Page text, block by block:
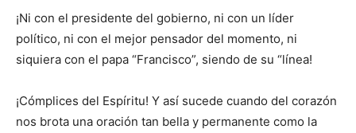
¡Ni con el presidente del gobierno, ni con un líder
político, ni con el mejor pensador del momento, ni
siquiera con el papa “Francisco”, siendo de su “línea!
¡Cómplices del Espíritu! Y así sucede cuando del corazón
nos brota una oración tan bella y permanente como la